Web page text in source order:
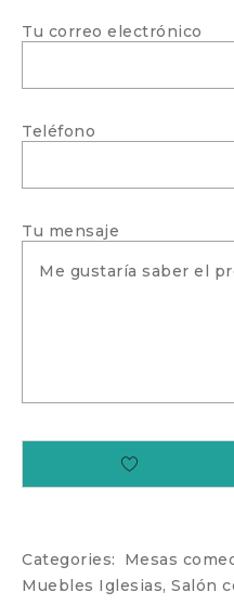
Tu correo electrónico
Teléfono
Tu mensaje
Categories: Mesas
Muebles Iglesias, Salón